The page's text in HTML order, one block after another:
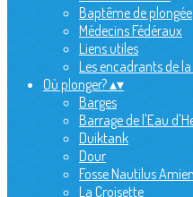
Baptême de plongée
Médecins Fédéraux
Liens utiles
Les encadrants de
Où plonger?▴▾
Barges
Barrage de l'Eau
Duiktank
Dour
Fosse Nautilus
La Croisette